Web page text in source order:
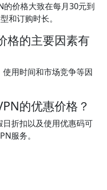
价格大致在每月30元到
和订购时长。
格的主要因素有
用时间和市场竞争等因
的优惠价格？
折扣以及使用优惠码可
服务。